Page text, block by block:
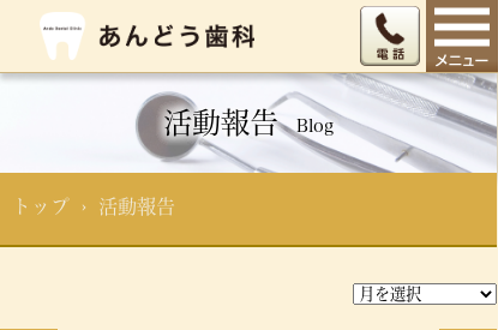
活動報告 Blog
トップ › 活動報告